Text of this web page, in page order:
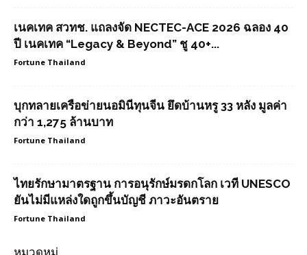
เนคเทค สวทช. แถลงจัด NECTEC-ACE 2026 ฉลอง 40
ปี เนคเทค “Legacy & Beyond” ชู 40+...
Fortune Thailand
บุกทลายเครือข่ายนอมินีทุนจีน ยึดบ้านหรู 33 หลัง มูลค่า
กว่า 1,275 ล้านบาท
Fortune Thailand
ไทยรักษามาตรฐาน การอนุรักษ์มรดกโลก เวที UNESCO
ยันไม่มีแหล่งใดถูกขึ้นบัญชี ภาวะอันตราย
Fortune Thailand
หมวดหมู่